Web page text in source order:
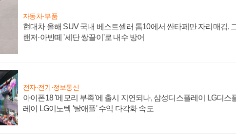
자동차·부품
현대차 올해 SUV 국내 베스트셀러 톱10에서 싼타페만 자리매김,
랜저·아반떼 '세단 쌍끌이'로 내수 방어
전자·전기·정보통신
아이폰18 '메모리 부족'에 출시 지연되나, 삼성디스플레이 LG디스
레이 LG이노텍 '탈애플' 수익 다각화 속도